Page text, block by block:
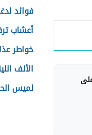
فوائد
أعشاب
خواطر
الألف
لميس